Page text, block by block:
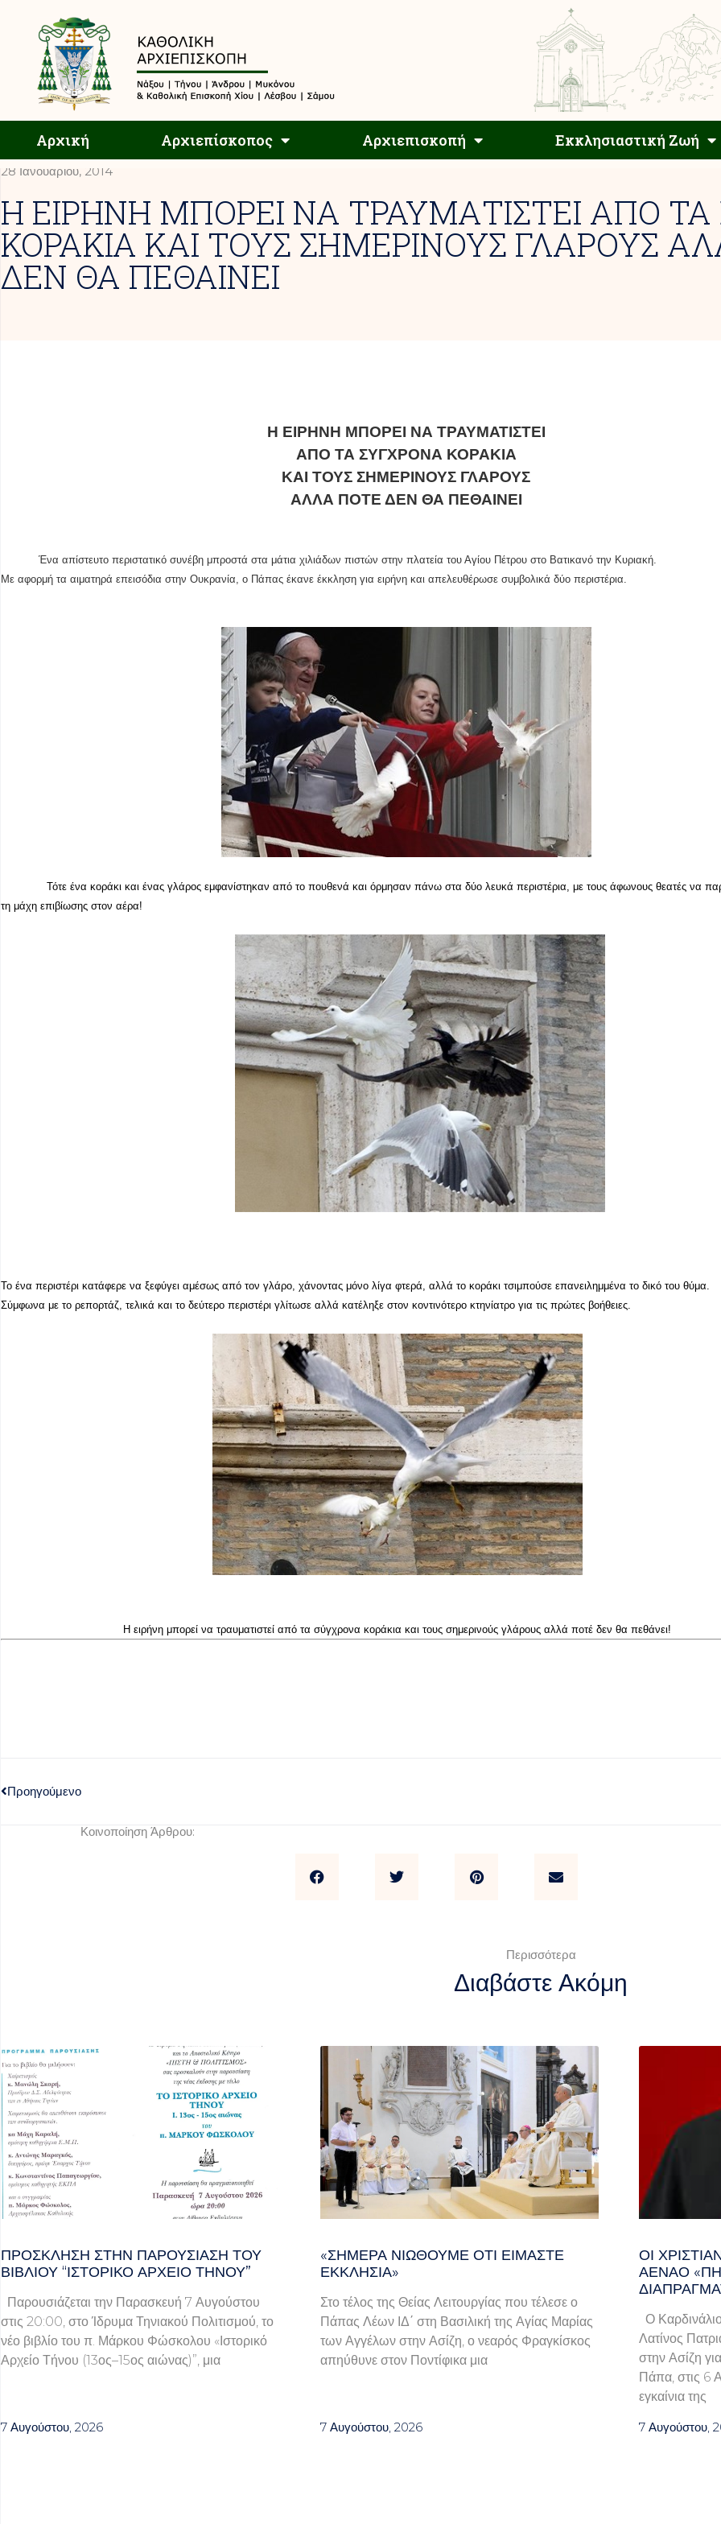
Αρχική Αρχιεπίσκοπος Αρχιεπισκοπή Εκκλησιαστική Ζωή
Αρχιεπισκοπή
28 Ιανουαρίου, 2014
Η ΕΙΡΗΝΗ ΜΠΟΡΕΙ ΝΑ ΤΡΑΥΜΑΤΙΣΤΕΙ ΑΠΟ
ΚΟΡΑΚΙΑ ΚΑΙ ΤΟΥΣ ΣΗΜΕΡΙΝΟΥΣ ΓΛΑΡΟΥΣ
ΔΕΝ ΘΑ ΠΕΘΑΙΝΕΙ
Η ΕΙΡΗΝΗ ΜΠΟΡΕΙ ΝΑ ΤΡΑΥΜΑΤΙΣΤΕΙ
ΑΠΟ ΤΑ ΣΥΓΧΡΟΝΑ ΚΟΡΑΚΙΑ
ΚΑΙ ΤΟΥΣ ΣΗΜΕΡΙΝΟΥΣ ΓΛΑΡΟΥΣ
ΑΛΛΑ ΠΟΤΕ ΔΕΝ ΘΑ ΠΕΘΑΙΝΕΙ
Ένα απίστευτο περιστατικό συνέβη μπροστά στα μάτια χιλιάδων πιστών στην πλατεία του Αγίου Πέτρου στο Βατικανό την Κυριακή.
Με αφορμή τα αιματηρά επεισόδια στην Ουκρανία, ο Πάπας έκανε έκκληση για ειρήνη και απελευθέρωσε συμβολικά δύο περιστέρια.
Τότε ένα κοράκι και ένας γλάρος εμφανίστηκαν από το πουθενά και όρμησαν πάνω στα δύο λευκά περιστέρια, με τους άφωνους θεατές να
τη μάχη επιβίωσης στον αέρα!
Το ένα περιστέρι κατάφερε να ξεφύγει αμέσως από τον γλάρο, χάνοντας μόνο λίγα φτερά, αλλά το κοράκι τσιμπούσε επανειλημμένα το δικό του θύμα.
Σύμφωνα με το ρεπορτάζ, τελικά και το δεύτερο περιστέρι γλίτωσε αλλά κατέληξε στον κοντινότερο κτηνίατρο για τις πρώτες βοήθειες.
Η ειρήνη μπορεί να τραυματιστεί από τα σύγχρονα κοράκια και τους σημερινούς γλάρους αλλά ποτέ δεν θα πεθάνει!
Προηγούμενο
Κοινοποίηση Άρθρου:
Περισσότερα
Διαβάστε Ακόμη
ΠΡΌΣΚΛΗΣΗ ΣΤΗΝ ΠΑΡΟΥΣΊΑΣΗ ΤΟΥ
ΒΙΒΛΊΟΥ “ΙΣΤΟΡΙΚΌ ΑΡΧΕΊΟ ΤΉΝΟΥ”
Παρουσιάζεται την Παρασκευή 7 Αυγούστου
στις 20:00, στο Ίδρυμα Τηνιακού Πολιτισμού, το
νέο βιβλίο του π. Μάρκου Φώσκολου «Ιστορικό
Αρχείο Τήνου (13ος–15ος αιώνας)”, μια
7 Αυγούστου, 2026
«ΣΉΜΕΡΑ ΝΙΏΘΟΥΜΕ ΌΤΙ ΕΊΜΑΣΤΕ
ΕΚΚΛΗΣΊΑ»
Στο τέλος της Θείας Λειτουργίας που τέλεσε ο
Πάπας Λέων ΙΔ΄ στη Βασιλική της Αγίας Μαρίας
των Αγγέλων στην Ασίζη, ο νεαρός Φραγκίσκος
απηύθυνε στον Ποντίφικα μια
7 Αυγούστου, 2026
ΟΙ
ΑΈΝΑΟ
Ο
Λατίνος
στην Ασίζη
Πάπα, στις 6
εγκαίνια της
7 Αυγούστου,